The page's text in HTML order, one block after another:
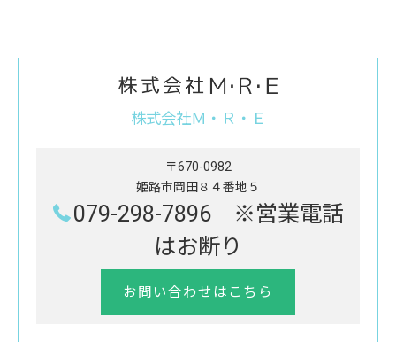
株式会社Ｍ・Ｒ・Ｅ
〒670-0982
姫路市岡田８４番地５
079-298-7896 ※営業電話
はお断り
お問い合わせはこちら